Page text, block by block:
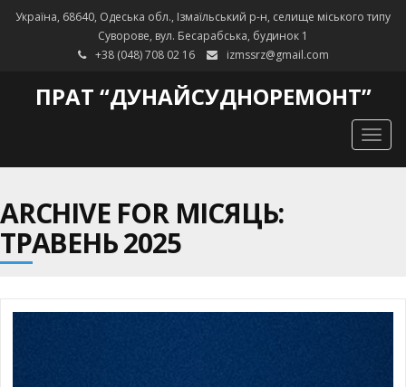
Україна, 68640, Одеська обл., Ізмаїльський р-н, селище міського типу
Суворове, вул. Бесарабська, будинок 1
+38 (048) 708 02 16
izmssrz@gmail.com
ПРАТ “ДУНАЙСУДНОРЕМОНТ”
ARCHIVE FOR МІСЯЦЬ:
ТРАВЕНЬ 2025